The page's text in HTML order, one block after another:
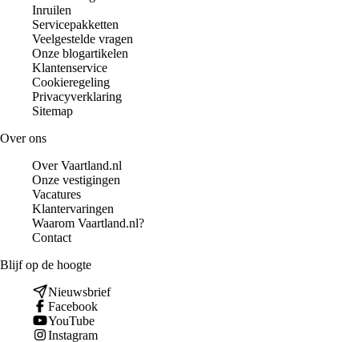
Inruilen
Servicepakketten
Veelgestelde vragen
Onze blogartikelen
Klantenservice
Cookieregeling
Privacyverklaring
Sitemap
Over ons
Over Vaartland.nl
Onze vestigingen
Vacatures
Klantervaringen
Waarom Vaartland.nl?
Contact
Blijf op de hoogte
Nieuwsbrief
Facebook
YouTube
Instagram